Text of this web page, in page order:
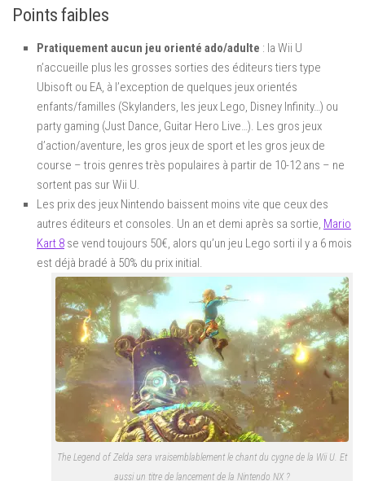
Points faibles
Pratiquement aucun jeu orienté ado/adulte : la Wii U
n’accueille plus les grosses sorties des éditeurs tiers type
Ubisoft ou EA, à l’exception de quelques jeux orientés
enfants/familles (Skylanders, les jeux Lego, Disney Infinity…) ou
party gaming (Just Dance, Guitar Hero Live…). Les gros jeux
d’action/aventure, les gros jeux de sport et les gros jeux de
course – trois genres très populaires à partir de 10-12 ans – ne
sortent pas sur Wii U.
Les prix des jeux Nintendo baissent moins vite que ceux des
autres éditeurs et consoles. Un an et demi après sa sortie, Mario
Kart 8 se vend toujours 50€, alors qu’un jeu Lego sorti il y a 6 mois
est déjà bradé à 50% du prix initial.
The Legend of Zelda sera vraisemblablement le chant du cygne de la Wii U. Et
aussi un titre de lancement de la Nintendo NX ?